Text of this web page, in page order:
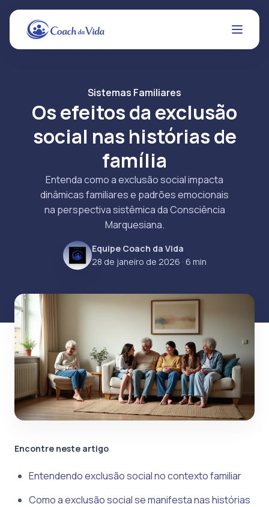
Sistemas Familiares
Os efeitos da exclusão
social nas histórias de
família
Entenda como a exclusão social impacta
dinâmicas familiares e padrões emocionais
na perspectiva sistêmica da Consciência
Marquesiana.
Equipe Coach da Vida
28 de janeiro de 2026 · 6 min
Encontre neste artigo
Entendendo exclusão social no contexto familiar
Como a exclusão social se manifesta nas histórias